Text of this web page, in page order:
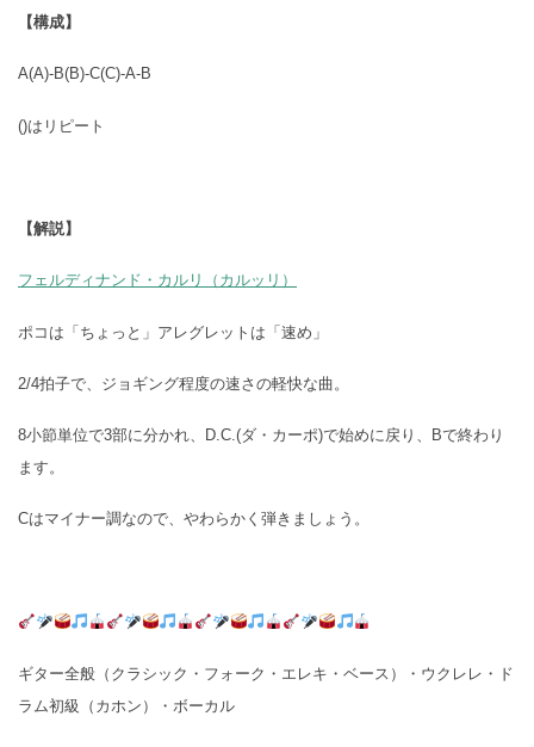
【構成】
A(A)-B(B)-C(C)-A-B
()はリピート
【解説】
フェルディナンド・カルリ（カルッリ）
ポコは「ちょっと」アレグレットは「速め」
2/4拍子で、ジョギング程度の速さの軽快な曲。
8小節単位で3部に分かれ、D.C.(ダ・カーポ)で始めに戻り、Bで終わり
ます。
Cはマイナー調なので、やわらかく弾きましょう。
ギター全般（クラシック・フォーク・エレキ・ベース）・ウクレレ・ド
ラム初級（カホン）・ボーカル